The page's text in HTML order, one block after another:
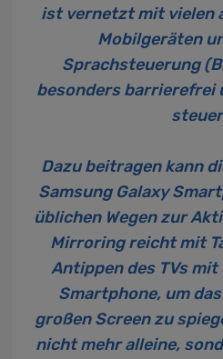
ist vernetzt mit vielen
Mobilgeräten
Sprachsteuerung
besonders barrierefrei
Dazu beitragen kann
Samsung Galaxy
üblichen Wegen zur
Mirroring reicht mit
Antippen des TVs
Smartphone, um
großen Screen zu
nicht mehr alleine,